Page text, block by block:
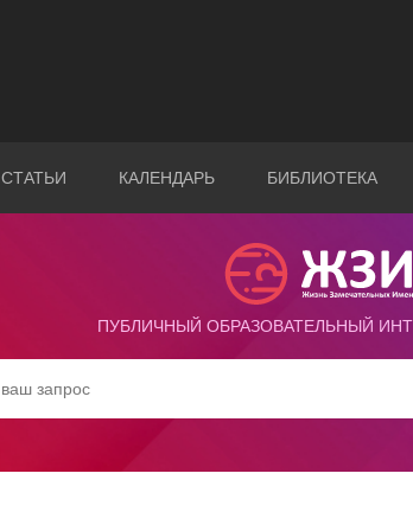
СТАТЬИ КАЛЕНДАРЬ БИБЛИОТЕКА
ПУБЛИЧНЫЙ ОБРАЗОВАТЕЛЬНЫЙ